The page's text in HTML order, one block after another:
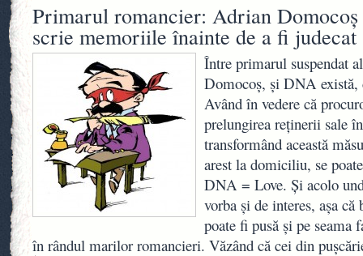
Primarul romancier: Adrian Domocoş
scrie memoriile înainte de a fi judecat
Între primarul suspendat
Domocoş, şi DNA există,
Având în vedere că
prelungirea reţinerii sale
transformând această
arest la domiciliu, se
DNA = Love. Şi acolo
vorba şi de interes, aşa că
poate fi pusă şi pe
în rândul marilor romancieri. Văzând că cei din